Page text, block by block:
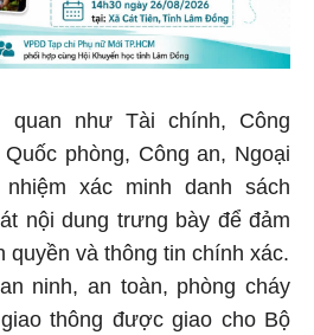
quan như Tài chính, Công
phòng, Công an, Ngoại
xác minh danh sách
nội dung trưng bày để đảm
quyền và thông tin chính xác.
ninh, an toàn, phòng cháy
thông được giao cho Bộ